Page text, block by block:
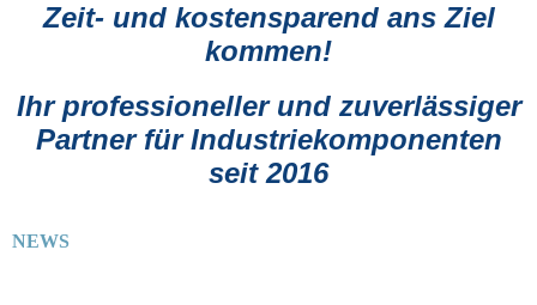
Zeit- und kostensparend ans Ziel
kommen!
Ihr professioneller und zuverlässiger
Partner für Industriekomponenten
seit 2016
NEWS